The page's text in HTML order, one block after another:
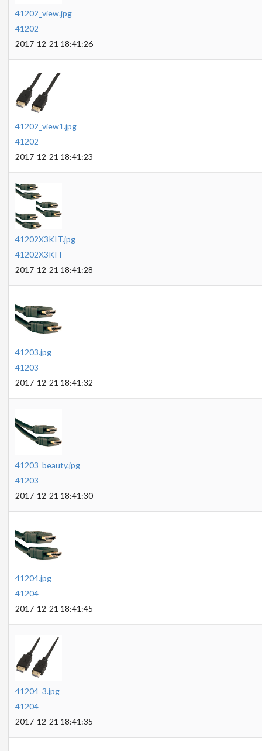
41202_view.jpg
41202
2017-12-21 18:41:26
41202_view1.jpg
41202
2017-12-21 18:41:23
41202X3KIT.jpg
41202X3KIT
2017-12-21 18:41:28
41203.jpg
41203
2017-12-21 18:41:32
41203_beauty.jpg
41203
2017-12-21 18:41:30
41204.jpg
41204
2017-12-21 18:41:45
41204_3.jpg
41204
2017-12-21 18:41:35